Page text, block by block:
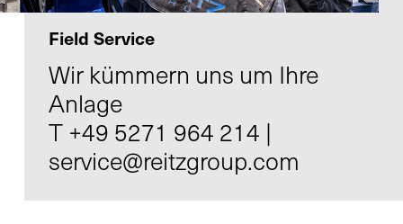
Retrofit
Unternehmen
Karriere
Field Service
Wir kümmern uns um Ihre
Anlage
T +49 5271 964 214 |
service@reitzgroup.com